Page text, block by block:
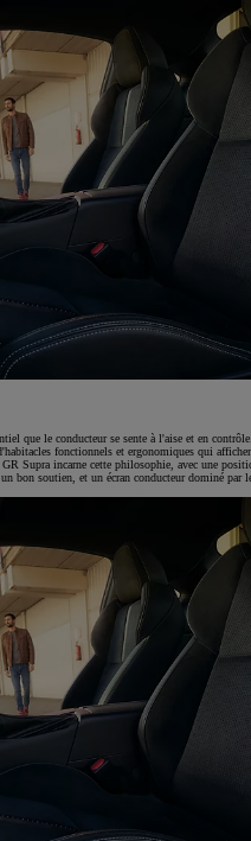
que le conducteur se sente à l'aise et en
fonctionnels et ergonomiques qui
Supra incarne cette philosophie, avec une
bon soutien, et un écran conducteur dominé par